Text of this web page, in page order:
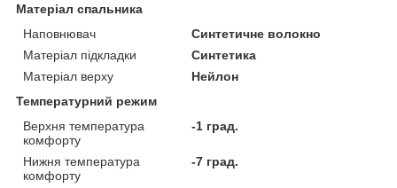
Матеріал спальника
Наповнювач
Синтетичне волокно
Матеріал підкладки
Синтетика
Матеріал верху
Нейлон
Температурний режим
Верхня температура
комфорту
-1 град.
Нижня температура
комфорту
-7 град.